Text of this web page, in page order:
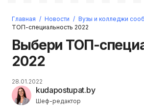
Войти
Регистрация
Прислать пароль
Главная / Новости / Вузы и колледжи
ТОП-специальность 2022
Выбери ТОП-
2022
kudapostupat.by
Шеф-редактор
28.01.2022